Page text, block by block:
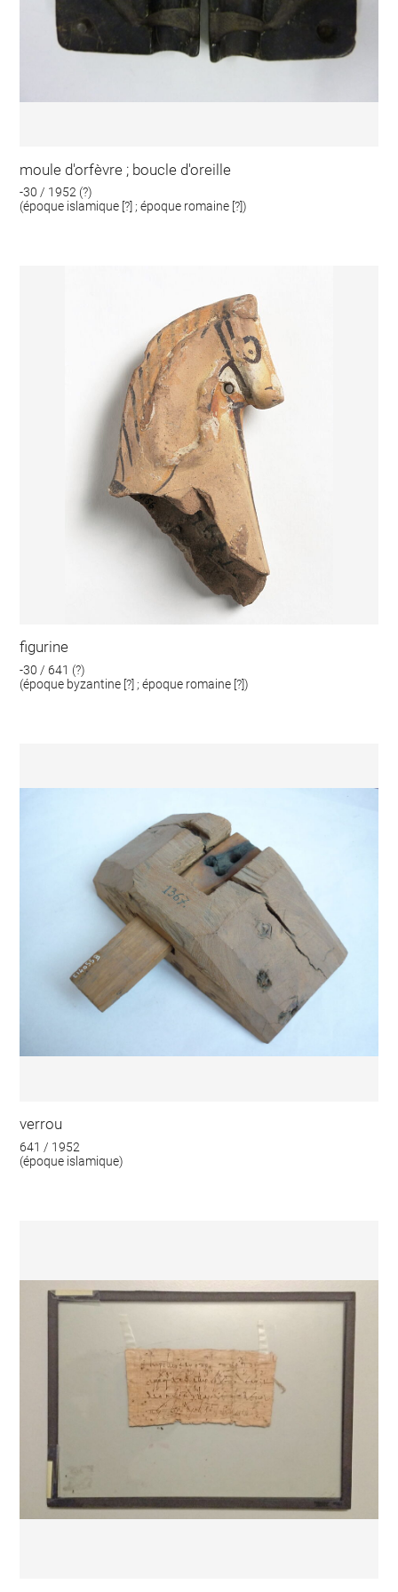
moule d'orfèvre ; boucle d'oreille
-30 / 1952 (?)
(époque islamique [?] ; époque romaine [?])
figurine
-30 / 641 (?)
(époque byzantine [?] ; époque romaine [?])
verrou
641 / 1952
(époque islamique)